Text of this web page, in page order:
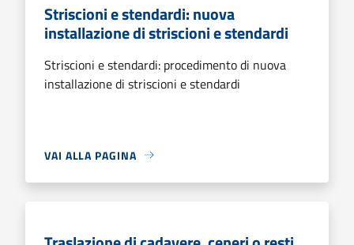
Striscioni e stendardi: nuova
installazione di striscioni e stendardi
Striscioni e stendardi: procedimento di nuova
installazione di striscioni e stendardi
VAI ALLA PAGINA